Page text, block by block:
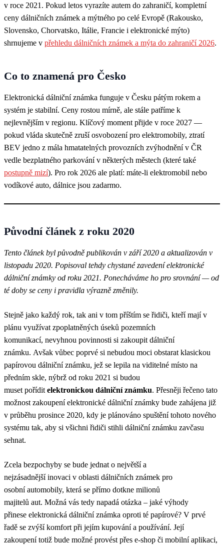
v roce 2021. Pokud letos vyrazíte autem do zahraničí, kompletní
ceny dálničních známek a mýtného po celé Evropě (Rakousko,
Slovensko, Chorvatsko, Itálie, Francie i elektronické mýto)
shrnujeme v přehledu dálničních známek a mýta do zahraničí 2026.
Co to znamená pro Česko
Elektronická dálniční známka funguje v Česku pátým rokem a
systém je stabilní. Ceny rostou mírně, ale stále patříme k
nejlevnějším v regionu. Klíčový moment přijde v roce 2027 —
pokud vláda skutečně zruší osvobození pro elektromobily, ztratí
BEV jedno z mála hmatatelných provozních zvýhodnění v ČR
vedle bezplatného parkování v některých městech (které také
postupně mizí). Pro rok 2026 ale platí: máte-li elektromobil nebo
vodíkové auto, dálnice jsou zadarmo.
Původní článek z roku 2020
Tento článek byl původně publikován v září 2020 a aktualizován v
listopadu 2020. Popisoval tehdy chystané zavedení elektronické
dálniční známky od roku 2021. Ponecháváme ho pro srovnání — od
té doby se ceny i pravidla výrazně změnily.
Stejně jako každý rok, tak ani v tom příštím se řidiči, kteří mají v
plánu využívat zpoplatněných úseků pozemních
komunikací, nevyhnou povinnosti si zakoupit dálniční
známku. Avšak vůbec poprvé si nebudou moci obstarat klasickou
papírovou dálniční známku, jež se lepila na viditelné místo na
předním skle, nýbrž od roku 2021 si budou
muset pořídit elektronickou dálniční známku. Přesněji řečeno tato
možnost zakoupení elektronické dálniční známky bude zahájena již
v průběhu prosince 2020, kdy je plánováno spuštění tohoto nového
systému tak, aby si všichni řidiči stihli dálniční známku zavčasu
sehnat.
Zcela bezpochyby se bude jednat o největší a
nejzásadnější inovaci v oblasti dálničních známek pro
osobní automobily, která se přímo dotkne milionů
majitelů aut. Možná vás tedy napadá otázka – jaké výhody
přinese elektronická dálniční známka oproti té papírové? V prvé
řadě se zvýší komfort při jejím kupování a používání. Její
zakoupení totiž bude možné provést přes e-shop či mobilní aplikaci,